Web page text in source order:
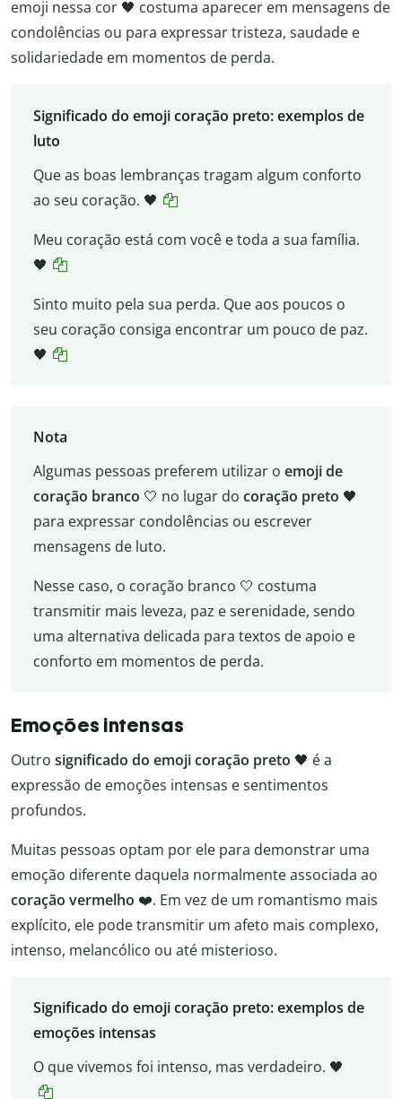
emoji nessa cor 🖤 costuma aparecer em mensagens de
condolências ou para expressar tristeza, saudade e
solidariedade em momentos de perda.
Significado do emoji coração preto: exemplos de
luto
Que as boas lembranças tragam algum conforto
ao seu coração. 🖤
Meu coração está com você e toda a sua família.
🖤
Sinto muito pela sua perda. Que aos poucos o
seu coração consiga encontrar um pouco de paz.
🖤
Nota
Algumas pessoas preferem utilizar o emoji de
coração branco 🤍 no lugar do coração preto 🖤
para expressar condolências ou escrever
mensagens de luto.
Nesse caso, o coração branco 🤍 costuma
transmitir mais leveza, paz e serenidade, sendo
uma alternativa delicada para textos de apoio e
conforto em momentos de perda.
Emoções intensas
Outro significado do emoji coração preto 🖤 é a
expressão de emoções intensas e sentimentos
profundos.
Muitas pessoas optam por ele para demonstrar uma
emoção diferente daquela normalmente associada ao
coração vermelho ❤️. Em vez de um romantismo mais
explícito, ele pode transmitir um afeto mais complexo,
intenso, melancólico ou até misterioso.
Significado do emoji coração preto: exemplos de
emoções intensas
O que vivemos foi intenso, mas verdadeiro. 🖤